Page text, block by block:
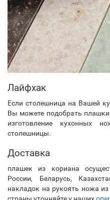
Лайфхак
Если столешница на Вашей
Вы можете подобрать плашки
изготовление кухонных
столешницы.
Доставка
плашек из кориана
России, Беларусь,
накладок на рукоять ножа из